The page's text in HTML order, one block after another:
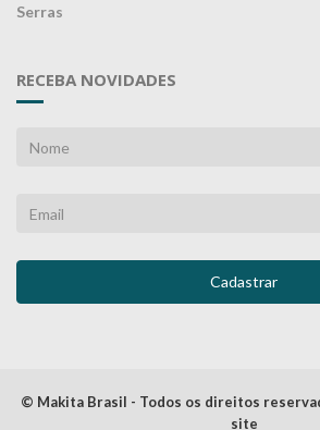
Serras
RECEBA NOVIDADES
© Makita Brasil - Todos os direitos
site